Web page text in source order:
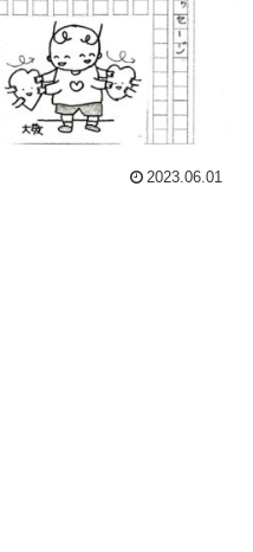
2023.06.01